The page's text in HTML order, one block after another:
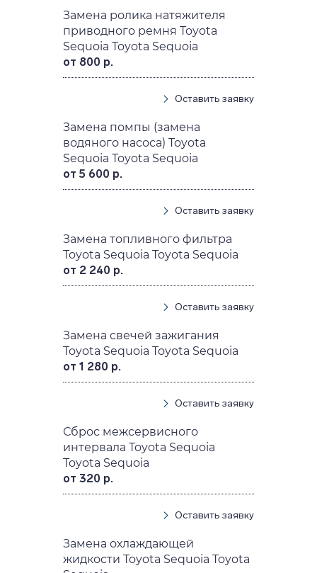
Замена ролика натяжителя
приводного ремня Toyota
Sequoia Toyota Sequoia
от 800 р.
Оставить заявку
Замена помпы (замена
водяного насоса) Toyota
Sequoia Toyota Sequoia
от 5 600 р.
Оставить заявку
Замена топливного фильтра
Toyota Sequoia Toyota Sequoia
от 2 240 р.
Оставить заявку
Замена свечей зажигания
Toyota Sequoia Toyota Sequoia
от 1 280 р.
Оставить заявку
Сброс межсервисного
интервала Toyota Sequoia
Toyota Sequoia
от 320 р.
Оставить заявку
Замена охлаждающей
жидкости Toyota Sequoia Toyota